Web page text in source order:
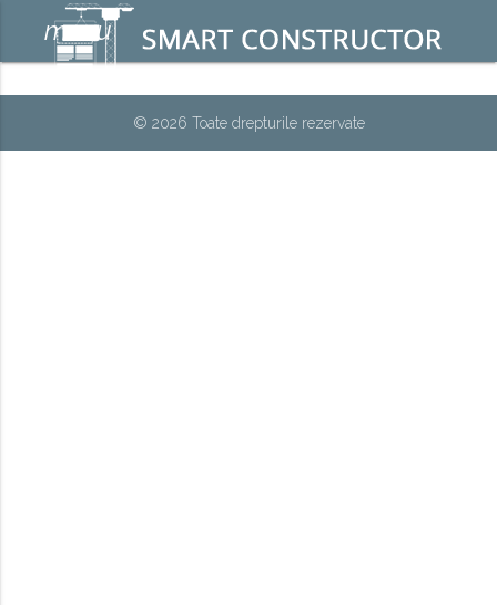
menu
© 2026 Toate drepturile rezervate